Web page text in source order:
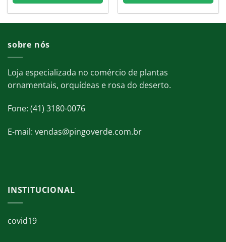
sobre nós
Loja especializada no comércio de plantas
ornamentais, orquídeas e rosa do deserto.
Fone: (41) 3180-0076
E-mail: vendas@pingoverde.com.br
INSTITUCIONAL
covid19